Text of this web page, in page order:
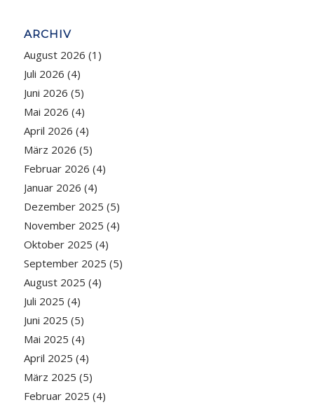
ARCHIV
August 2026 (1)
Juli 2026 (4)
Juni 2026 (5)
Mai 2026 (4)
April 2026 (4)
März 2026 (5)
Februar 2026 (4)
Januar 2026 (4)
Dezember 2025 (5)
November 2025 (4)
Oktober 2025 (4)
September 2025 (5)
August 2025 (4)
Juli 2025 (4)
Juni 2025 (5)
Mai 2025 (4)
April 2025 (4)
März 2025 (5)
Februar 2025 (4)